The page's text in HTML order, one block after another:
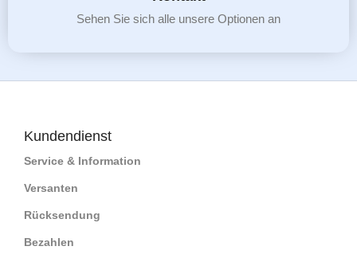
Sehen Sie sich alle unsere Optionen an
Kundendienst
Service & Information
Versanten
Rücksendung
Bezahlen